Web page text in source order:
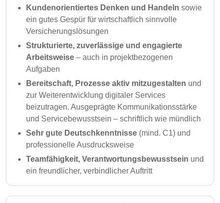
Kundenorientiertes Denken und Handeln sowie
ein gutes Gespür für wirtschaftlich sinnvolle
Versicherungslösungen
Strukturierte, zuverlässige und engagierte
Arbeitsweise – auch in projektbezogenen
Aufgaben
Bereitschaft, Prozesse aktiv mitzugestalten und
zur Weiterentwicklung digitaler Services
beizutragen. Ausgeprägte Kommunikationsstärke
und Servicebewusstsein – schriftlich wie mündlich
Sehr gute Deutschkenntnisse (mind. C1) und
professionelle Ausdrucksweise
Teamfähigkeit, Verantwortungsbewusstsein und
ein freundlicher, verbindlicher Auftritt